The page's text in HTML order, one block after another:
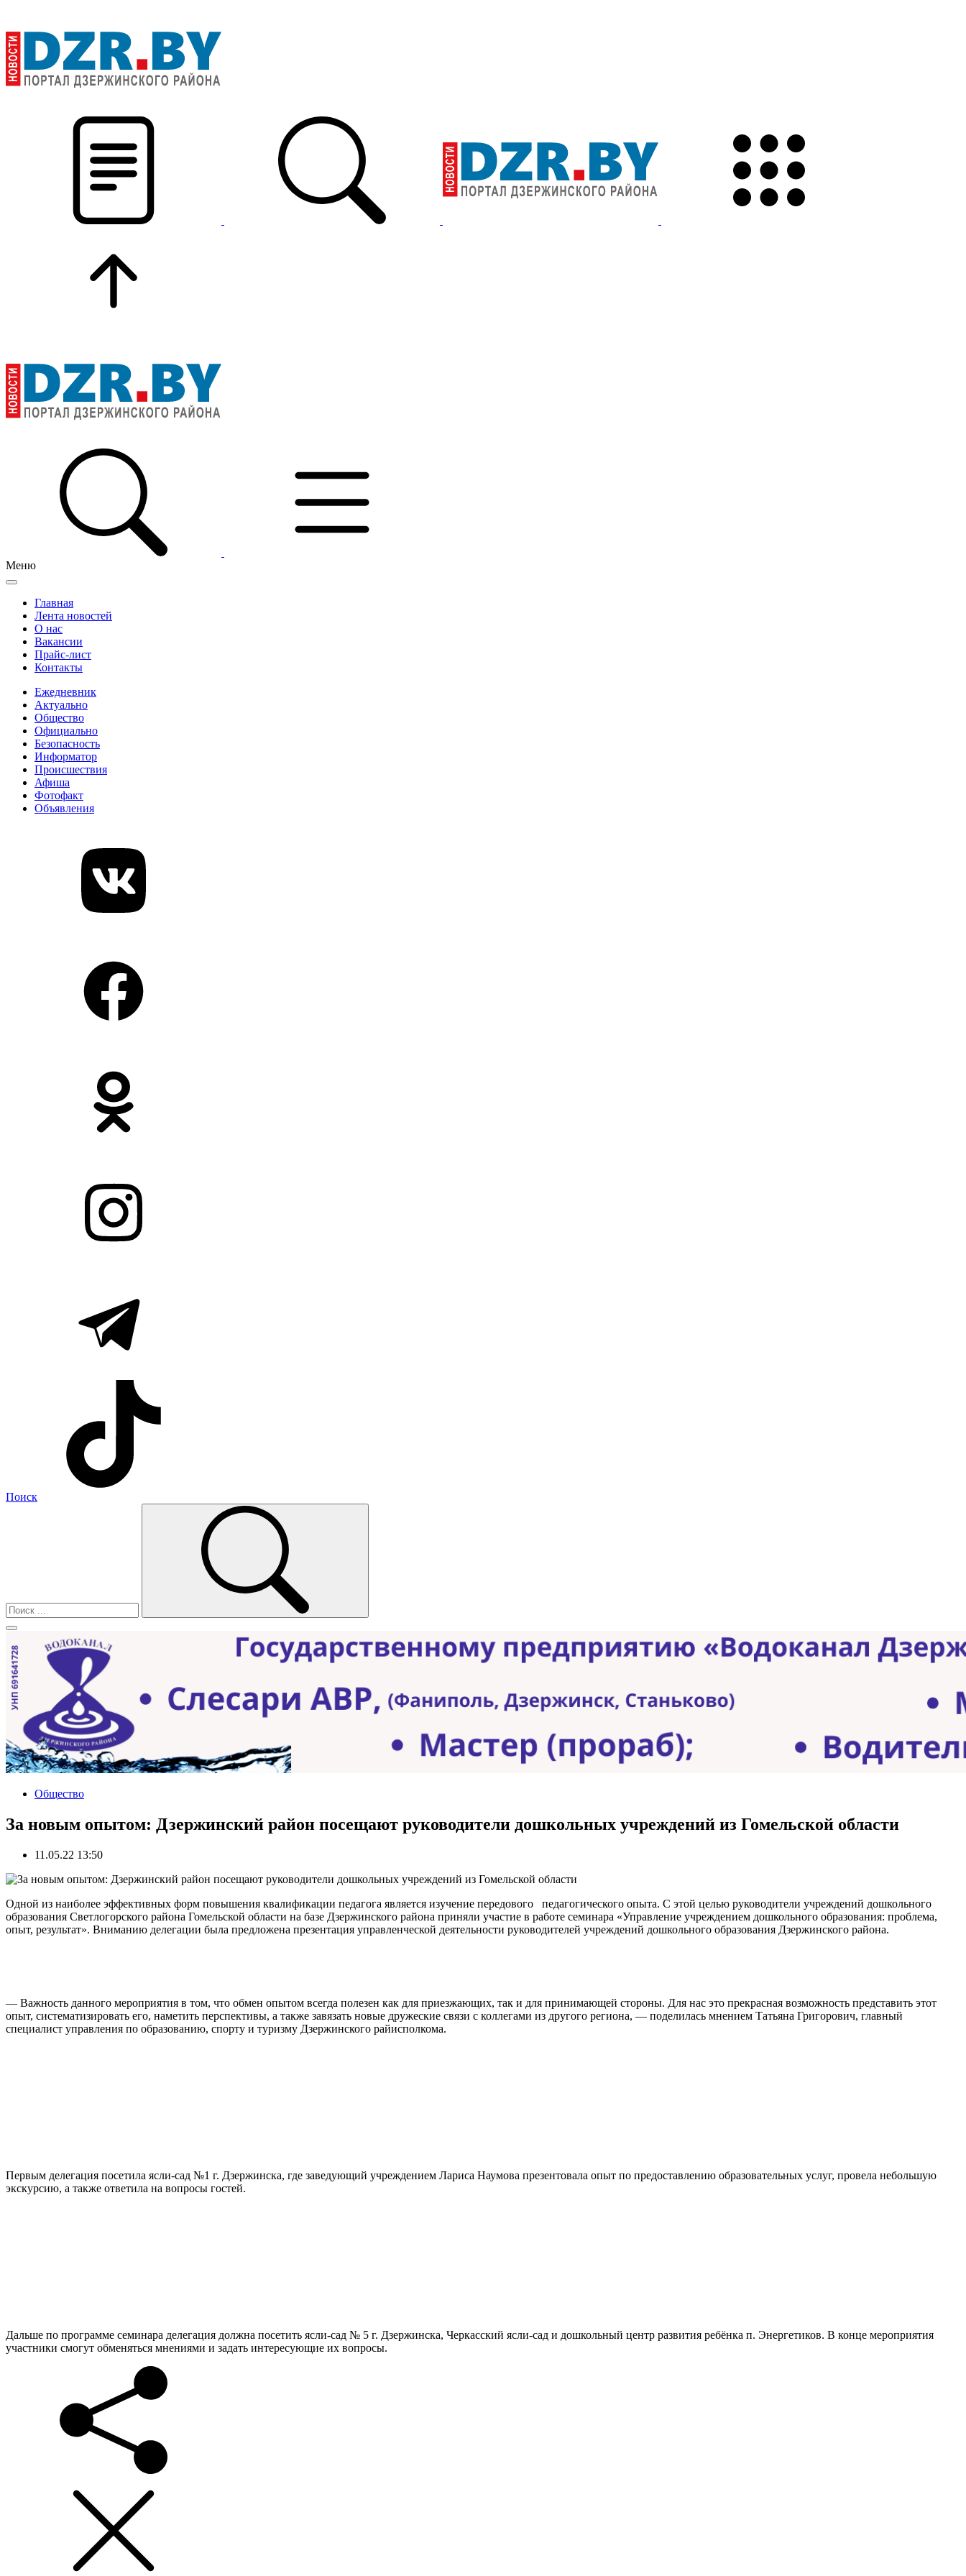
Меню
Главная
Лента новостей
О нас
Вакансии
Прайс-лист
Контакты
Ежедневник
Актуально
Общество
Официально
Безопасность
Информатор
Происшествия
Афиша
Фотофакт
Объявления
Поиск
Общество
За новым опытом: Дзержинский район посещают руководители дошкольных учреждений из Гомельской области
11.05.22 13:50
Одной из наиболее эффективных форм повышения квалификации педагога является изучение передового педагогического опыта. С этой целью руководители учреждений дошкольного
образования Светлогорского района Гомельской области на базе Дзержинского района приняли участие в работе семинара «Управление учреждением дошкольного образования: проблема,
опыт, результат». Вниманию делегации была предложена презентация управленческой деятельности руководителей учреждений дошкольного образования Дзержинского района.
— Важность данного мероприятия в том, что обмен опытом всегда полезен как для приезжающих, так и для принимающей стороны. Для нас это прекрасная возможность представить этот
опыт, систематизировать его, наметить перспективы, а также завязать новые дружеские связи с коллегами из другого региона, — поделилась мнением Татьяна Григорович, главный
специалист управления по образованию, спорту и туризму Дзержинского райисполкома.
Первым делегация посетила ясли-сад №1 г. Дзержинска, где заведующий учреждением Лариса Наумова презентовала опыт по предоставлению образовательных услуг, провела небольшую
экскурсию, а также ответила на вопросы гостей.
Дальше по программе семинара делегация должна посетить ясли-сад № 5 г. Дзержинска, Черкасский ясли-сад и дошкольный центр развития ребёнка п. Энергетиков. В конце мероприятия
участники смогут обменяться мнениями и задать интересующие их вопросы.